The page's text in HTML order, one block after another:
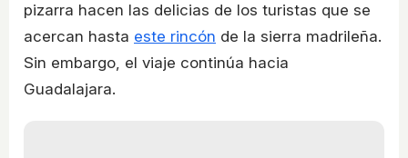
pizarra hacen las delicias de los turistas que se
acercan hasta este rincón de la sierra madrileña.
Sin embargo, el viaje continúa hacia
Guadalajara.